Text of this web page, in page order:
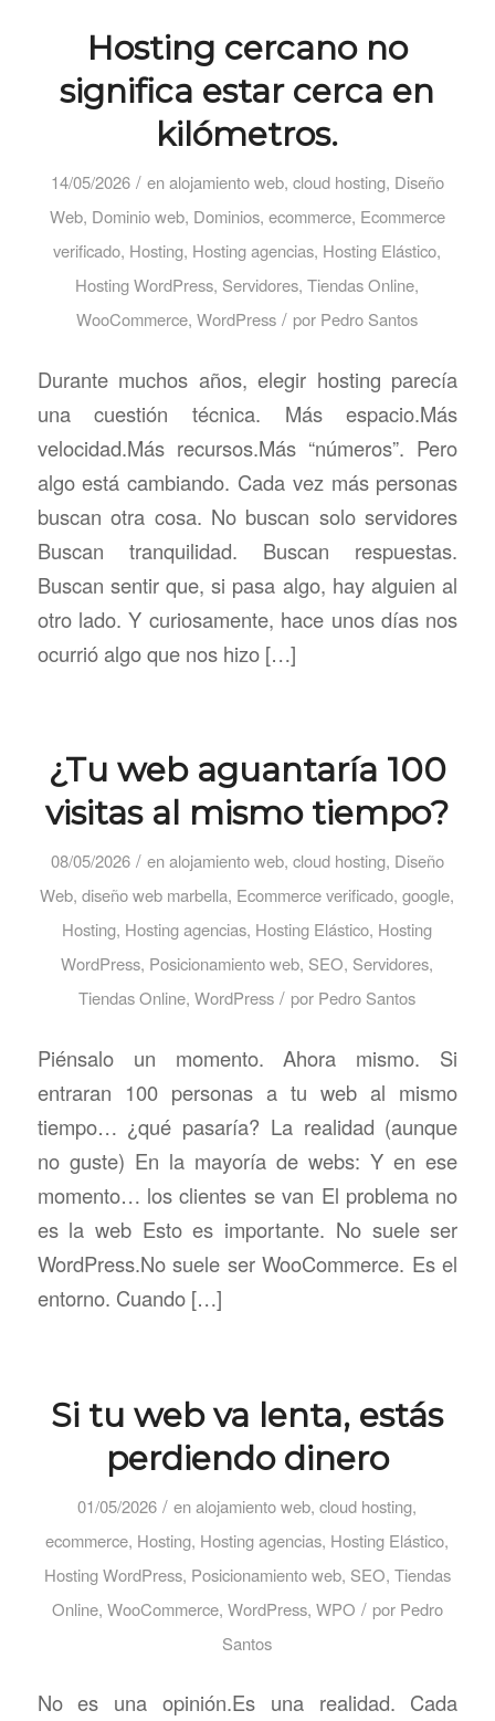
Hosting cercano no
significa estar cerca en
kilómetros.
14/05/2026 / enalojamiento web, cloud hosting, Diseño
Web, Dominio web, Dominios, ecommerce, Ecommerce
verificado, Hosting, Hosting agencias, Hosting Elástico,
Hosting WordPress, Servidores,Tiendas Online,
WooCommerce,WordPress / por Pedro Santos
Durante muchos años, elegir hosting parecía
una cuestión técnica. Más espacio.Más
velocidad.Más recursos.Más “números”. Pero
algo está cambiando. Cada vez más personas
buscan otra cosa. No buscan solo servidores
Buscan tranquilidad. Buscan respuestas.
Buscan sentir que, si pasa algo, hay alguien al
otro lado. Y curiosamente, hace unos días nos
ocurrió algo que nos hizo […]
¿Tu web aguantaría 100
visitas al mismo tiempo?
08/05/2026 / enalojamiento web, cloud hosting, Diseño
Web,diseño web marbella, Ecommerce verificado,google,
Hosting, Hosting agencias, Hosting Elástico, Hosting
WordPress, Posicionamiento web, SEO, Servidores,
Tiendas Online,WordPress / por Pedro Santos
Piénsalo un momento. Ahora mismo. Si
entraran 100 personas a tu web al mismo
tiempo… ¿qué pasaría? La realidad (aunque
no guste) En la mayoría de webs: Y en ese
momento… los clientes se van El problema no
es la web Esto es importante. No suele ser
WordPress.No suele ser WooCommerce. Es el
entorno. Cuando […]
Si tu web va lenta, estás
perdiendo dinero
01/05/2026 / enalojamiento web,cloud hosting,
ecommerce, Hosting, Hosting agencias, Hosting Elástico,
Hosting WordPress, Posicionamiento web, SEO, Tiendas
Online, WooCommerce, WordPress, WPO / por Pedro
Santos
No es una opinión.Es una realidad. Cada